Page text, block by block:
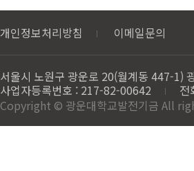
개인정보처리방침 이메일문의
서울시 노원구 광운로 20(월계동 447-1)
사업자등록번호 : 217-82-00642
전
Copyright © 광운대학교발전기금 All